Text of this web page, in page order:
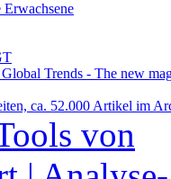
Trends - The new
ca. 52.000 Artikel im